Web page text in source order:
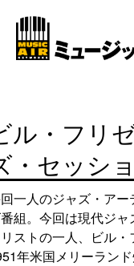
ル・フリ
・セッシ
一人のジャズ・ア
組。今回は現代ジ
ストの一人、ビル
年米国メリーラン